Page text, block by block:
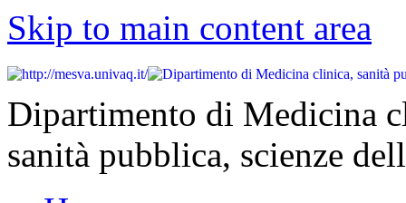
Skip to main content area
Dipartimento di Medicina
sanità pubblica, scienze